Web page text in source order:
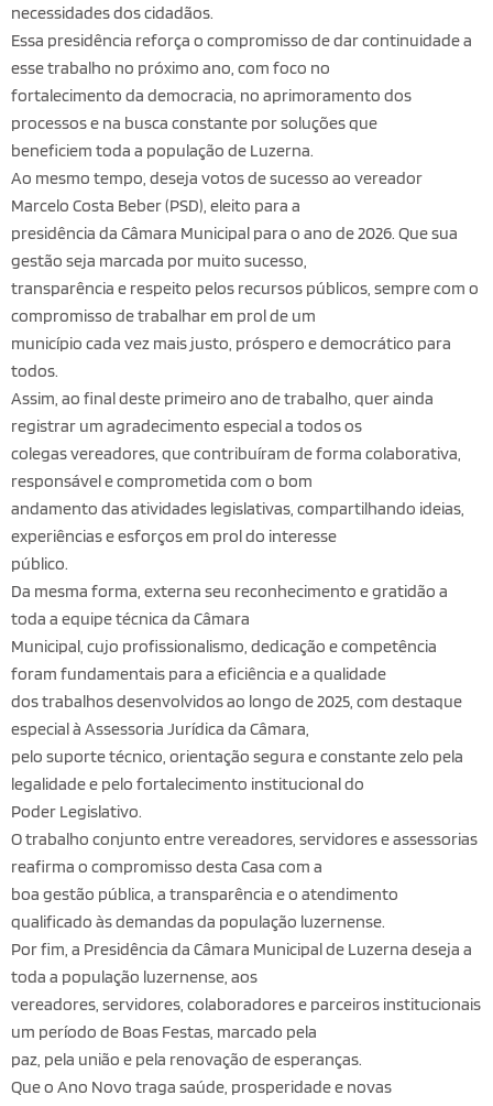
necessidades dos cidadãos.
Essa presidência reforça o compromisso de dar continuidade a
esse trabalho no próximo ano, com foco no
fortalecimento da democracia, no aprimoramento dos
processos e na busca constante por soluções que
beneficiem toda a população de Luzerna.
Ao mesmo tempo, deseja votos de sucesso ao vereador
Marcelo Costa Beber (PSD), eleito para a
presidência da Câmara Municipal para o ano de 2026. Que sua
gestão seja marcada por muito sucesso,
transparência e respeito pelos recursos públicos, sempre com o
compromisso de trabalhar em prol de um
município cada vez mais justo, próspero e democrático para
todos.
Assim, ao final deste primeiro ano de trabalho, quer ainda
registrar um agradecimento especial a todos os
colegas vereadores, que contribuíram de forma colaborativa,
responsável e comprometida com o bom
andamento das atividades legislativas, compartilhando ideias,
experiências e esforços em prol do interesse
público.
Da mesma forma, externa seu reconhecimento e gratidão a
toda a equipe técnica da Câmara
Municipal, cujo profissionalismo, dedicação e competência
foram fundamentais para a eficiência e a qualidade
dos trabalhos desenvolvidos ao longo de 2025, com destaque
especial à Assessoria Jurídica da Câmara,
pelo suporte técnico, orientação segura e constante zelo pela
legalidade e pelo fortalecimento institucional do
Poder Legislativo.
O trabalho conjunto entre vereadores, servidores e assessorias
reafirma o compromisso desta Casa com a
boa gestão pública, a transparência e o atendimento
qualificado às demandas da população luzernense.
Por fim, a Presidência da Câmara Municipal de Luzerna deseja a
toda a população luzernense, aos
vereadores, servidores, colaboradores e parceiros institucionais
um período de Boas Festas, marcado pela
paz, pela união e pela renovação de esperanças.
Que o Ano Novo traga saúde, prosperidade e novas